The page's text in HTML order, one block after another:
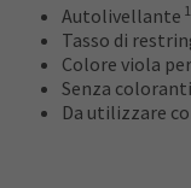
Autolivellante 1
Tasso di
Colore viola
Senza coloranti
Da utilizzare